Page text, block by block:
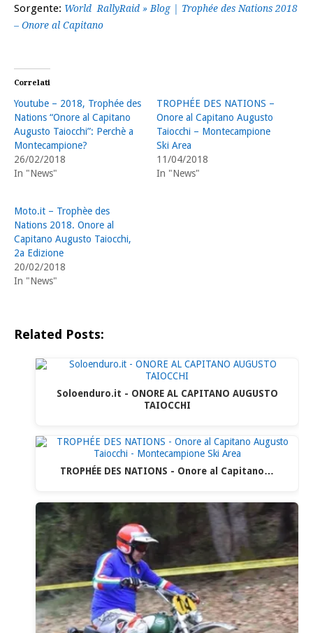
Sorgente: World RallyRaid » Blog | Trophée des Nations 2018
– Onore al Capitano
Correlati
Youtube – 2018, Trophée des
Nations “Onore al Capitano
Augusto Taiocchi”: Perchè a
Montecampione?
26/02/2018
In "News"
TROPHÉE DES NATIONS –
Onore al Capitano Augusto
Taiocchi – Montecampione
Ski Area
11/04/2018
In "News"
Moto.it – Trophèe des
Nations 2018. Onore al
Capitano Augusto Taiocchi,
2a Edizione
20/02/2018
In "News"
Related Posts:
Soloenduro.it - ONORE AL CAPITANO AUGUSTO
TAIOCCHI
TROPHÉE DES NATIONS - Onore al Capitano…